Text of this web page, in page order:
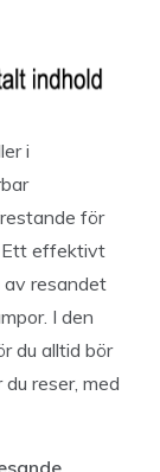
i
för
Ett effektivt
resandet
I den
du alltid bör
du reser, med